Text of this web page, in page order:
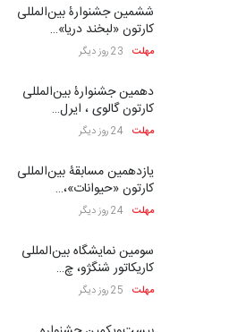
ششمین جشنوارۀ بین‌المللی
کارتون «لبخند دریا»…
مهلت 23 روز دیگر
دهمین جشنوارۀ بین‌المللی
کارتون گالوی ، ایرل…
مهلت 24 روز دیگر
یازدهمین مسابقۀ بین‌المللی
کارتون «حیوانات»،…
مهلت 24 روز دیگر
سومین نمایشگاه بین‌المللی
کاریکاتور شنگژو، چ…
مهلت 25 روز دیگر